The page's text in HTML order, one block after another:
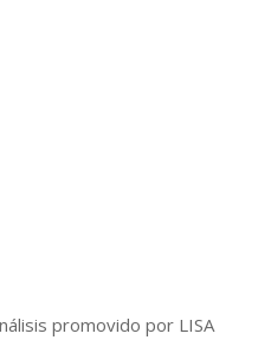
promovido por LISA